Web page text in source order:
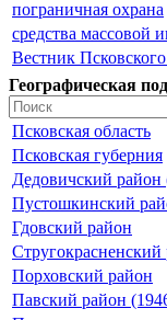
пограничная охрана
средства массовой
Вестник Псковского
Географическая
Псковская область
Псковская губерния
Дедовичский район
Пустошкинский
Гдовский район
Стругокрасненский
Порховский район
Павский район